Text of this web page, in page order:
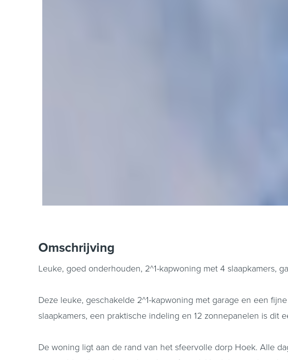
Omschrijving
Leuke, goed onderhouden, 2^1-kapwoning met 4 slaapkamers,
Deze leuke, geschakelde 2^1-kapwoning met garage en een
slaapkamers, een praktische indeling en 12 zonnepanelen is
De woning ligt aan de rand van het sfeervolle dorp Hoek. Alle